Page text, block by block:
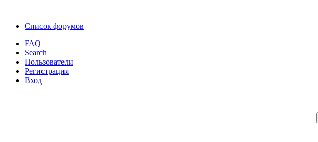
Список форумов
FAQ
Search
Пользователи
Регистрация
Вход